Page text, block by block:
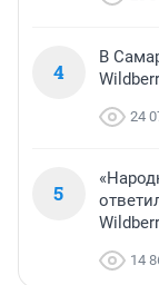
4
В
24
5
14